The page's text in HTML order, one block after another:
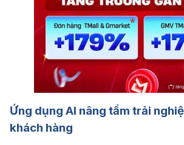
Ứng dụng AI nâng tầm trải
khách hàng